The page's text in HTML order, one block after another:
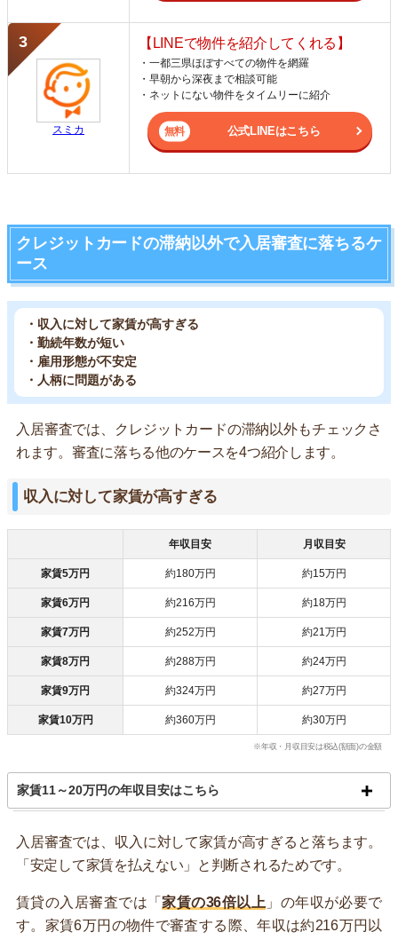
スミカ
【LINEで物件を紹介してくれる】
・一都三県ほぼすべての物件を網羅
・早朝から深夜まで相談可能
・ネットにない物件をタイムリーに紹介
公式LINEはこちら
クレジットカードの滞納以外で入居審査に落ちるケ
ース
・収入に対して家賃が高すぎる
・勤続年数が短い
・雇用形態が不安定
・人柄に問題がある
入居審査では、クレジットカードの滞納以外もチェックさ
れます。審査に落ちる他のケースを4つ紹介します。
収入に対して家賃が高すぎる
年収目安 月収目安
家賃5万円 約180万円 約15万円
家賃6万円 約216万円 約18万円
家賃7万円 約252万円 約21万円
家賃8万円 約288万円 約24万円
家賃9万円 約324万円 約27万円
家賃10万円 約360万円 約30万円
※年収・月収目安は税込(額面)の金額
家賃11～20万円の年収目安はこちら
入居審査では、収入に対して家賃が高すぎると落ちます。
「安定して家賃を払えない」と判断されるためです。
賃貸の入居審査では「家賃の36倍以上 」の年収が必要で
す。家賃6万円の物件で審査する際、年収は約216万円以